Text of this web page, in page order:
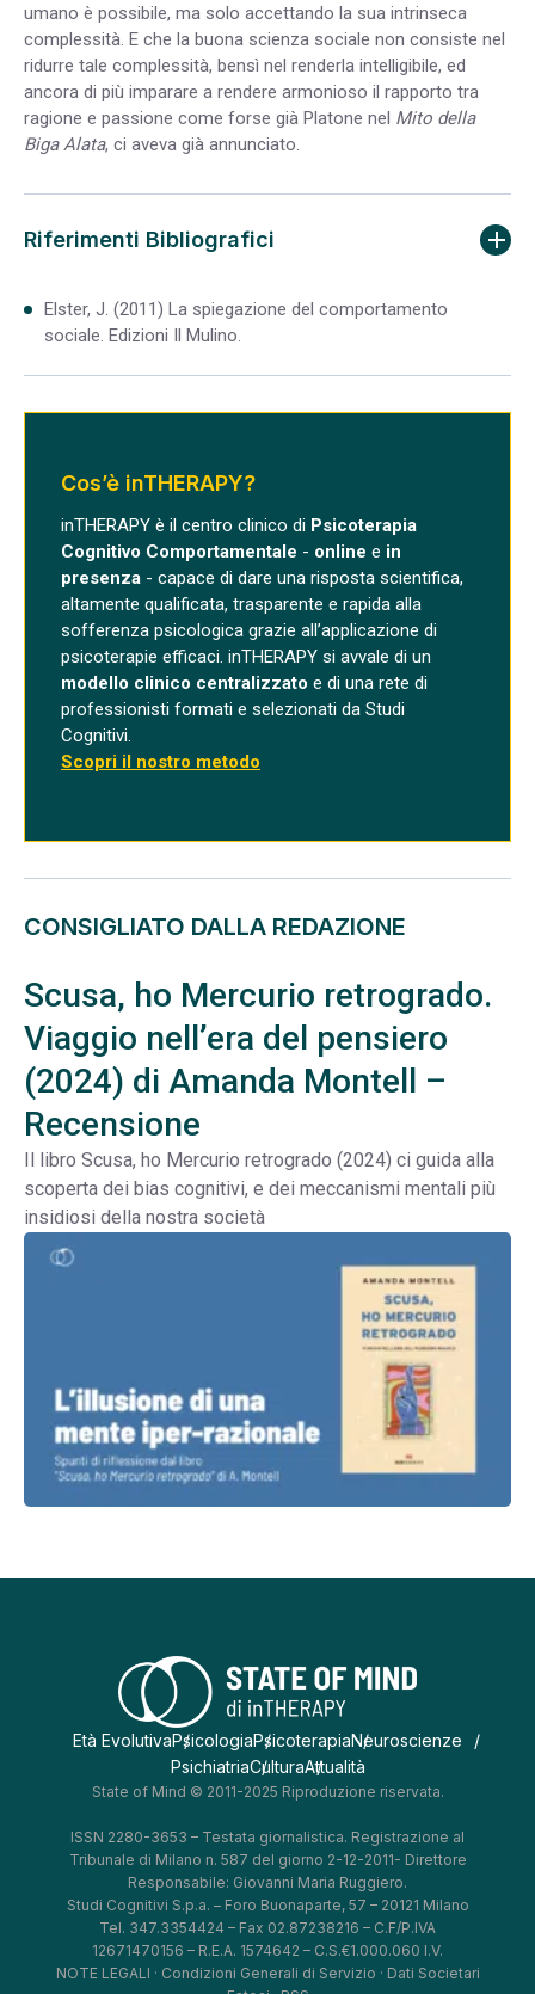
umano è possibile, ma solo accettando la sua intrinseca
complessità. E che la buona scienza sociale non consiste nel
ridurre tale complessità, bensì nel renderla intelligibile, ed
ancora di più imparare a rendere armonioso il rapporto tra
ragione e passione come forse già Platone nel Mito della
Biga Alata, ci aveva già annunciato.
Riferimenti Bibliografici
Elster, J. (2011) La spiegazione del comportamento
sociale. Edizioni Il Mulino.
Cos’è inTHERAPY?
inTHERAPY è il centro clinico di Psicoterapia
Cognitivo Comportamentale - online e in
presenza - capace di dare una risposta scientifica,
altamente qualificata, trasparente e rapida alla
sofferenza psicologica grazie all’applicazione di
psicoterapie efficaci. inTHERAPY si avvale di un
modello clinico centralizzato e di una rete di
professionisti formati e selezionati da Studi
Cognitivi.
Scopri il nostro metodo
CONSIGLIATO DALLA REDAZIONE
Scusa, ho Mercurio retrogrado.
Viaggio nell’era del pensiero
(2024) di Amanda Montell –
Recensione
Il libro Scusa, ho Mercurio retrogrado (2024) ci guida alla
scoperta dei bias cognitivi, e dei meccanismi mentali più
insidiosi della nostra società
Età EvolutivaPsicologiaPsicoterapiaNeuroscienze
PsichiatriaCulturaAttualità
State of Mind © 2011-2025 Riproduzione riservata.
ISSN 2280-3653 – Testata giornalistica. Registrazione al
Tribunale di Milano n. 587 del giorno 2-12-2011- Direttore
Responsabile: Giovanni Maria Ruggiero.
Studi Cognitivi S.p.a. – Foro Buonaparte, 57 – 20121 Milano
Tel. 347.3354424 – Fax 02.87238216 – C.F/P.IVA
12671470156 – R.E.A. 1574642 – C.S.€1.000.060 I.V.
NOTE LEGALI · Condizioni Generali di Servizio · Dati Societari